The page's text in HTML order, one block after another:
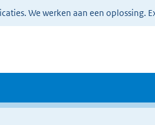
We werken aan een oplossing.